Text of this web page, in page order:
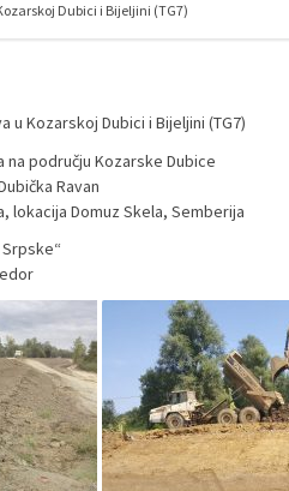
Dubici i Bijeljini (TG7)
Kozarskoj Dubici i Bijeljini (TG7)
na području Kozarske Dubice
Ravan
lokacija Domuz Skela, Semberija